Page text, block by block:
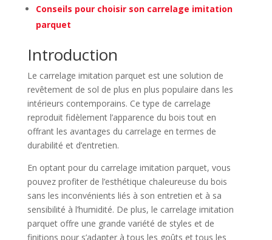
Conseils pour choisir son carrelage imitation
parquet
Introduction
Le carrelage imitation parquet est une solution de
revêtement de sol de plus en plus populaire dans les
intérieurs contemporains. Ce type de carrelage
reproduit fidèlement l’apparence du bois tout en
offrant les avantages du carrelage en termes de
durabilité et d’entretien.
En optant pour du carrelage imitation parquet, vous
pouvez profiter de l’esthétique chaleureuse du bois
sans les inconvénients liés à son entretien et à sa
sensibilité à l’humidité. De plus, le carrelage imitation
parquet offre une grande variété de styles et de
finitions pour s’adapter à tous les goûts et tous les